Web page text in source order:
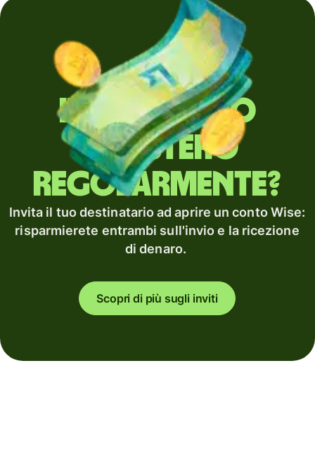
Invii denaro
all'estero
regolarmente?
Invita il tuo destinatario ad aprire un conto Wise:
risparmierete entrambi sull'invio e la ricezione
di denaro.
Scopri di più sugli inviti